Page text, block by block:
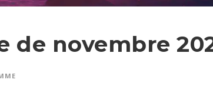
de novembre